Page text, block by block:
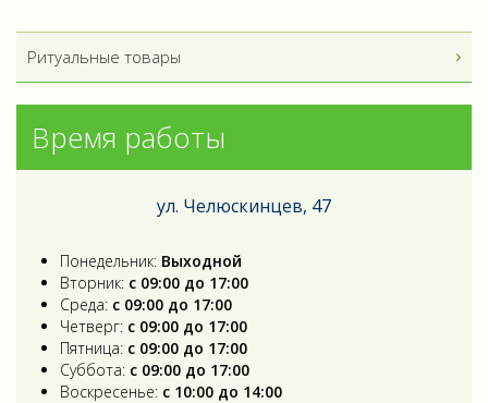
Ритуальные товары
Время работы
ул. Челюскинцев, 47
Понедельник: Выходной
Вторник: с 09:00 до 17:00
Среда: с 09:00 до 17:00
Четверг: с 09:00 до 17:00
Пятница: с 09:00 до 17:00
Суббота: с 09:00 до 17:00
Воскресенье: с 10:00 до 14:00